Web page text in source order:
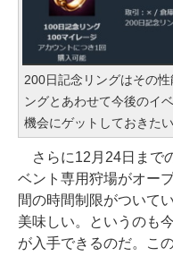
200日記念リングはその
ングとあわせて今後のイ
機会にゲットしておきたい
さらに12月24日まで
ベント専用狩場がオー
間の時間制限がついて
美味しい。というのも
が入手できるのだ。こ